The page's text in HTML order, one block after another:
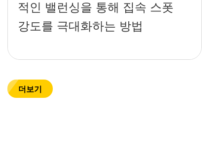
적인 밸런싱을 통해 집속 스폿
강도를 극대화하는 방법
더보기